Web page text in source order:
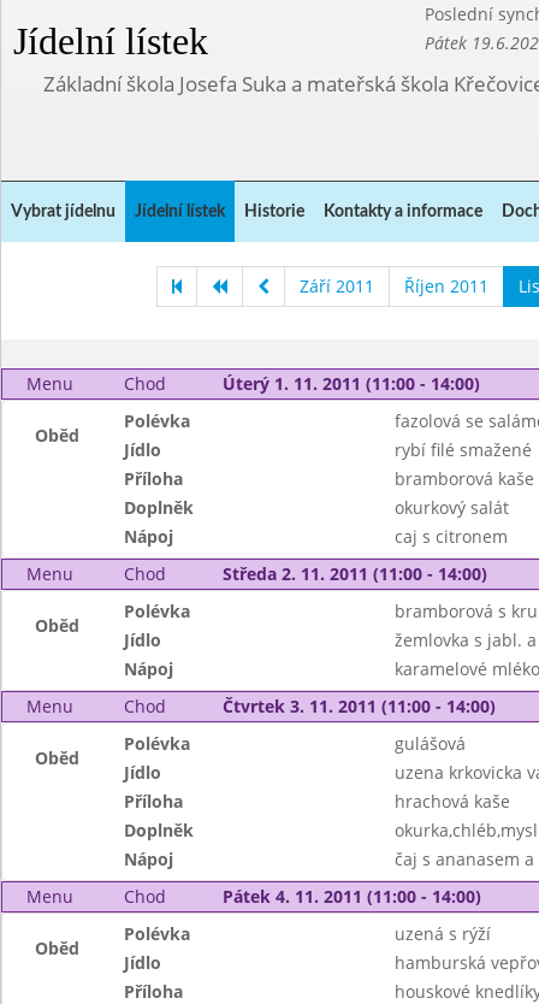
Jídelní lístek
Poslední
Pátek
Základní škola Josefa Suka a mateřská škola
Vybrat jídelnu Jídelní lístek Historie Kontakty a informace
Září 2011 Říjen 2011
Menu Chod Úterý 1. 11. 2011 (11:00 - 14:00)
Oběd
Polévka
fazolová se
Jídlo
rybí filé smažené
Příloha
bramborová kaše
Doplněk
okurkový salát
Nápoj
caj s citronem
Menu
Chod Středa 2. 11. 2011 (11:00 - 14:00)
Oběd
Polévka
bramborová s
Jídlo
žemlovka s jabl.
Nápoj
karamelové
Menu
Chod Čtvrtek 3. 11. 2011 (11:00 - 14:00)
Oběd
Polévka
gulášová
Jídlo
uzena krkovicka
Příloha
hrachová kaše
Doplněk
Nápoj
čaj s ananasem
Menu
Chod Pátek 4. 11. 2011 (11:00 - 14:00)
Oběd
Polévka
uzená s rýží
Jídlo
hamburská
Příloha
houskové